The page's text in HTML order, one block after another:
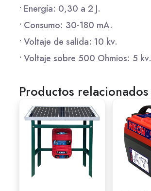
• Energía: 0,30 a 2 J.
• Consumo: 30-180 mA.
• Voltaje de salida: 10 kv.
• Voltaje sobre 500 Ohmios: 5 kv.
Productos relacionados